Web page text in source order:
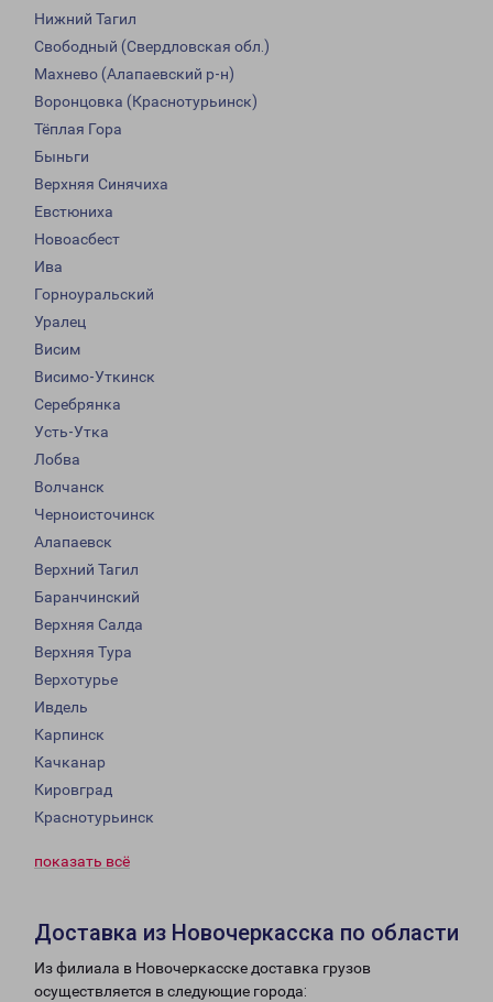
Нижний Тагил
Свободный (Свердловская обл.)
Махнево (Алапаевский р-н)
Воронцовка (Краснотурьинск)
Тёплая Гора
Быньги
Верхняя Синячиха
Евстюниха
Новоасбест
Ива
Горноуральский
Уралец
Висим
Висимо-Уткинск
Серебрянка
Усть-Утка
Лобва
Волчанск
Черноисточинск
Алапаевск
Верхний Тагил
Баранчинский
Верхняя Салда
Верхняя Тура
Верхотурье
Ивдель
Карпинск
Качканар
Кировград
Краснотурьинск
показать всё
Доставка из Новочеркасска по области
Из филиала в Новочеркасске доставка грузов
осуществляется в следующие города: